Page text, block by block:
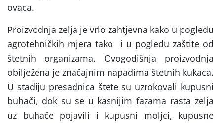
ovaca.
Proizvodnja zelja je vrlo zahtjevna kako u pogledu
agrotehničkih mjera tako i u pogledu zaštite od
štetnih organizama. Ovogodišnja proizvodnja
obilježena je značajnim napadima štetnih kukaca.
U stadiju presadnica štete su uzrokovali kupusni
buhači, dok su se u kasnijim fazama rasta zelja
uz buhače pojavili i kupusni moljci, kupusne